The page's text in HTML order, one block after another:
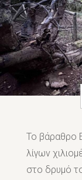
Το βάραθρο
λίγων
στο δρυμό